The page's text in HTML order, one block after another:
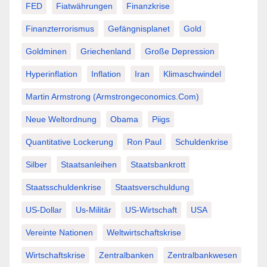
FED Fiatwährungen Finanzkrise
Finanzterrorismus Gefängnisplanet Gold
Goldminen Griechenland Große Depression
Hyperinflation Inflation Iran Klimaschwindel
Martin Armstrong (Armstrongeconomics.com)
Neue Weltordnung Obama Piigs
Quantitative Lockerung Ron Paul Schuldenkrise
Silber Staatsanleihen Staatsbankrott
Staatsschuldenkrise Staatsverschuldung
US-Dollar Us-Militär US-Wirtschaft USA
Vereinte Nationen Weltwirtschaftskrise
Wirtschaftskrise Zentralbanken Zentralbankwesen